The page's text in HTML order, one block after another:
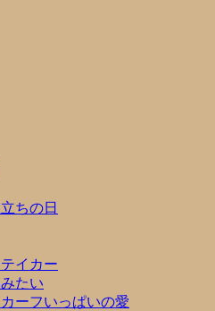
ちの日
イカー
たい
ーフいっぱいの愛